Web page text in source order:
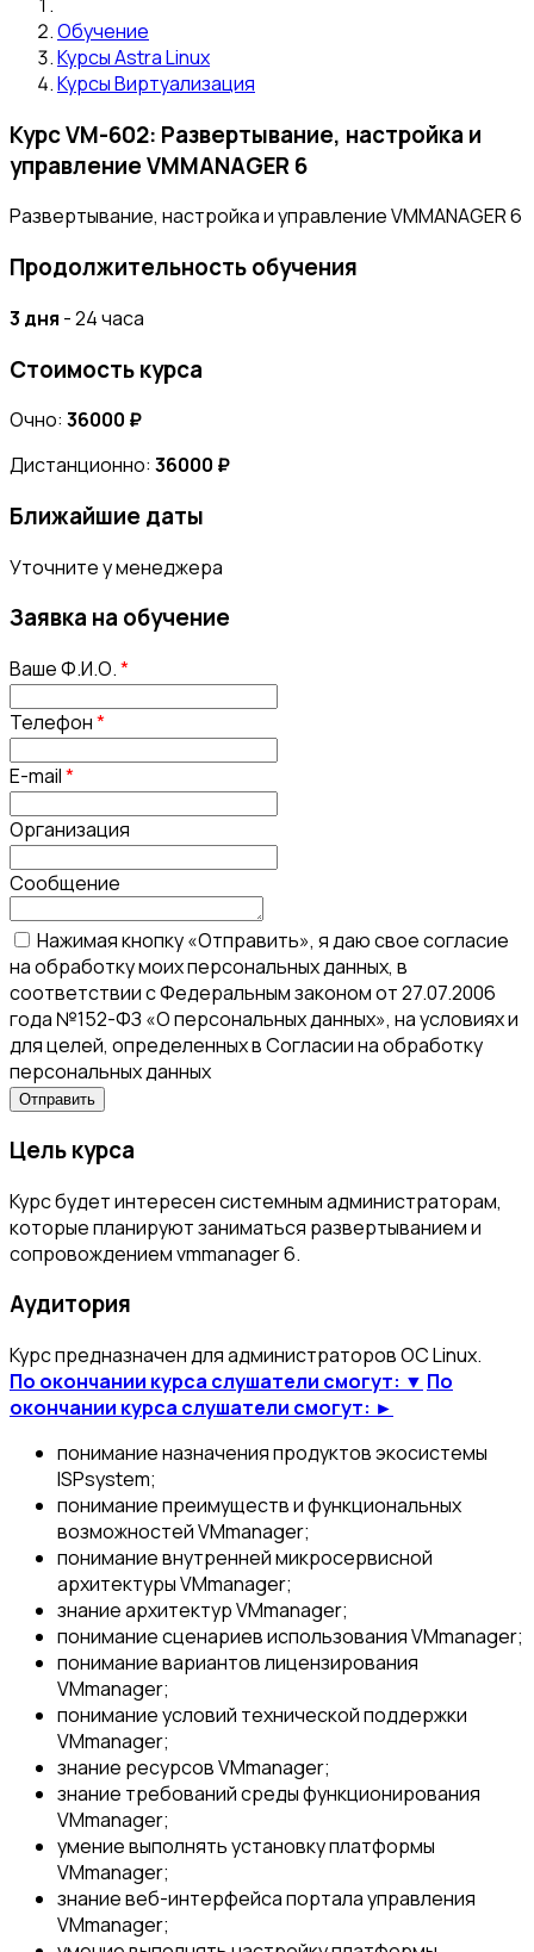
Обучение
Курсы Astra Linux
Курсы Виртуализация
Курс VM-602: Развертывание, настройка и
управление VMMANAGER 6
Развертывание, настройка и управление VMMANAGER 6
Продолжительность обучения
3 дня - 24 часа
Стоимость курса
Очно: 36000 ₽
Дистанционно: 36000 ₽
Ближайшие даты
Уточните у менеджера
Заявка на обучение
Ваше Ф.И.О.*
Телефон*
E-mail*
Организация
Сообщение
Нажимая кнопку «Отправить», я даю свое согласие
на обработку моих персональных данных, в
соответствии с Федеральным законом от 27.07.2006
года №152-ФЗ «О персональных данных», на условиях и
для целей, определенных в Согласии на обработку
персональных данных
Цель курса
Курс будет интересен системным администраторам,
которые планируют заниматься развертыванием и
сопровождением vmmanager 6.
Аудитория
Курс предназначен для администраторов ОС Linux.
По окончании курса слушатели смогут: ▼ По
окончании курса слушатели смогут: ►
понимание назначения продуктов экосистемы
ISPsystem;
понимание преимуществ и функциональных
возможностей VMmanager;
понимание внутренней микросервисной
архитектуры VMmanager;
знание архитектур VMmanager;
понимание сценариев использования VMmanager;
понимание вариантов лицензирования
VMmanager;
понимание условий технической поддержки
VMmanager;
знание ресурсов VMmanager;
знание требований среды функционирования
VMmanager;
умение выполнять установку платформы
VMmanager;
знание веб-интерфейса портала управления
VMmanager;